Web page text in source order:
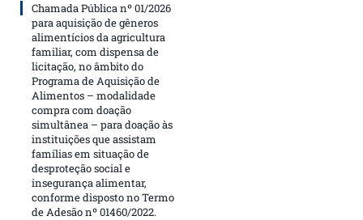
Chamada Pública nº 01/2026
para aquisição de gêneros
alimentícios da agricultura
familiar, com dispensa de
licitação, no âmbito do
Programa de Aquisição de
Alimentos – modalidade
compra com doação
simultânea – para doação às
instituições que assistam
famílias em situação de
desproteção social e
insegurança alimentar,
conforme disposto no Termo
de Adesão nº 01460/2022.